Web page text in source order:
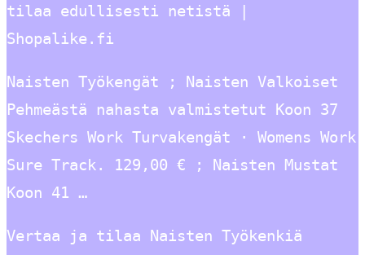
tilaa edullisesti netistä |
Shopalike.fi
Naisten Työkengät ; Naisten Valkoiset
Pehmeästä nahasta valmistetut Koon 37
Skechers Work Turvakengät · Womens Work
Sure Track. 129,00 € ; Naisten Mustat
Koon 41 …
Vertaa ja tilaa Naisten Työkenkiä